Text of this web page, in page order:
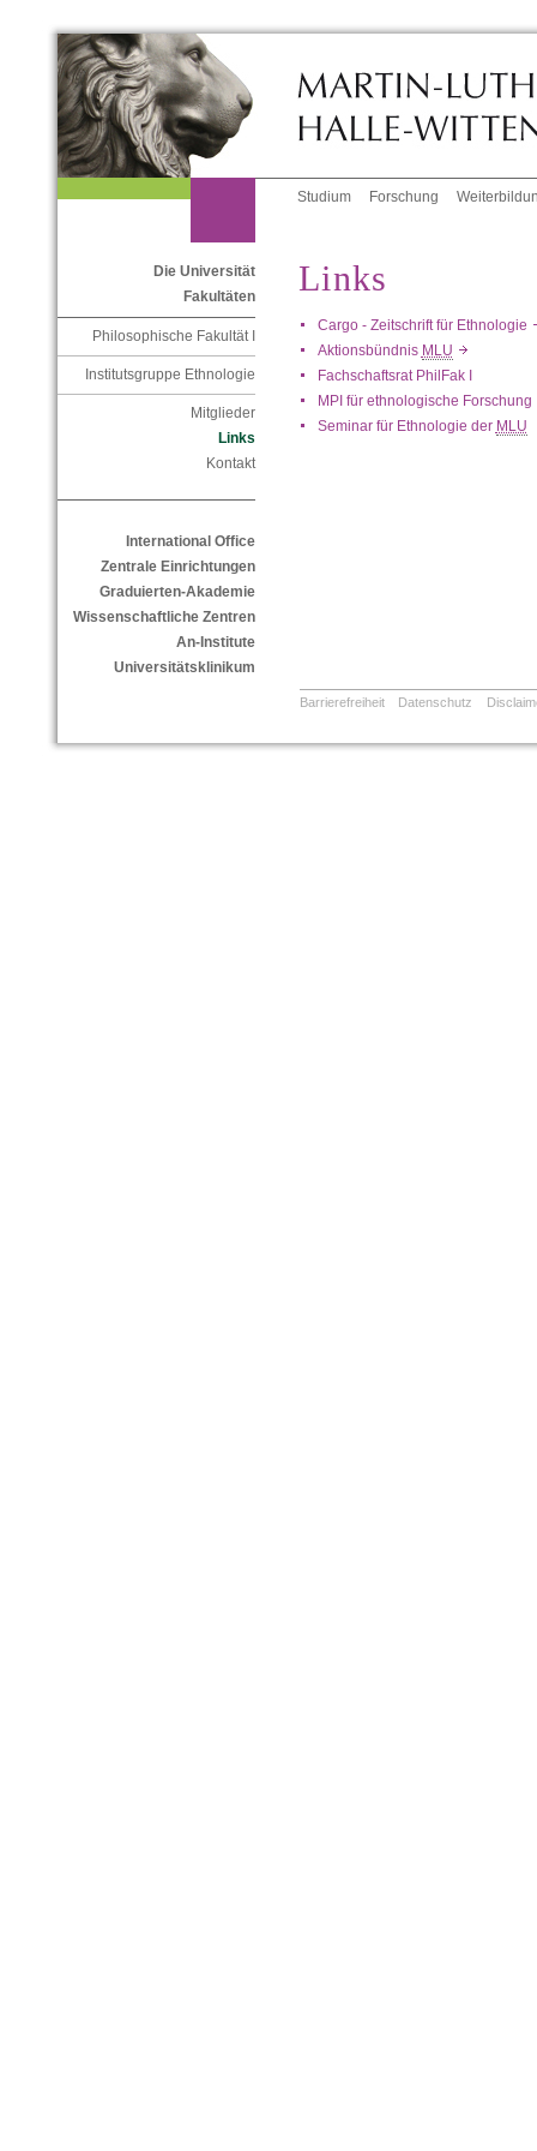
Studium Forschung
Die Universität
Fakultäten
Philosophische Fakultät I
Institutsgruppe Ethnologie
Mitglieder
Links
Kontakt
International Office
Zentrale Einrichtungen
Graduierten-Akademie
Wissenschaftliche Zentren
An-Institute
Universitätsklinikum
Links
Cargo - Zeitschrift für
Aktionsbündnis MLU
Fachschaftsrat PhilFak I
MPI für ethnologische
Seminar für Ethnologie der MLU
Barrierefreiheit Datenschutz